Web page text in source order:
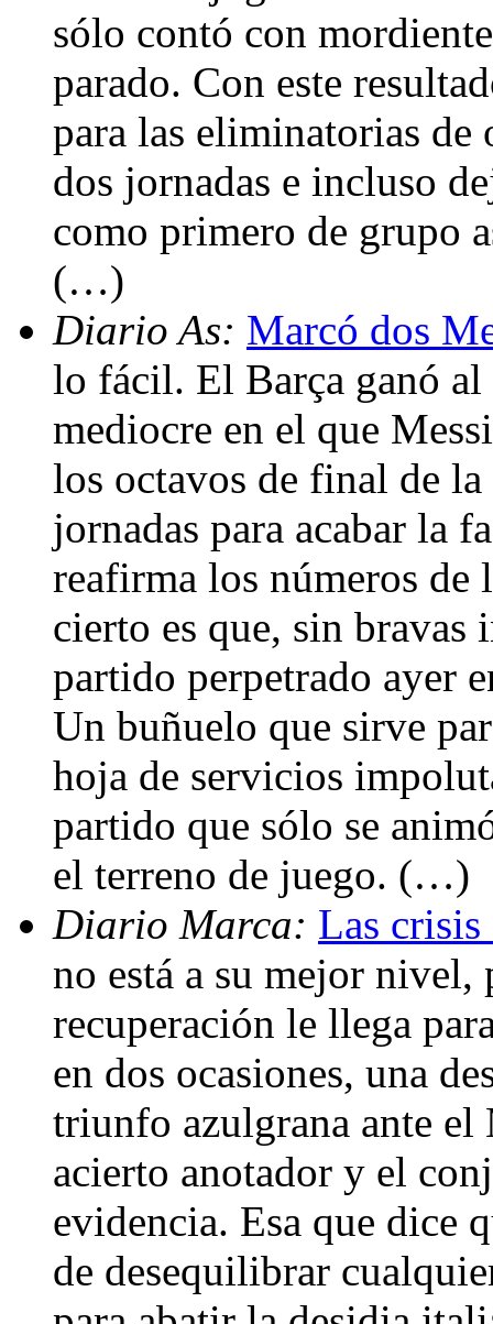
sólo contó con
parado. Con este
para las eliminatorias de
dos jornadas e incluso
como primero de grupo
(…)
Diario As: Marcó dos
lo fácil. El Barça ganó
mediocre en el que
los octavos de final de
jornadas para acabar la
reafirma los números
cierto es que, sin bravas
partido perpetrado ayer
Un buñuelo que sirve
hoja de servicios
partido que sólo se
el terreno de juego. (…)
Diario Marca: Las
no está a su mejor
recuperación le llega
en dos ocasiones, una
triunfo azulgrana ante el
acierto anotador y el
evidencia. Esa que dice
de desequilibrar